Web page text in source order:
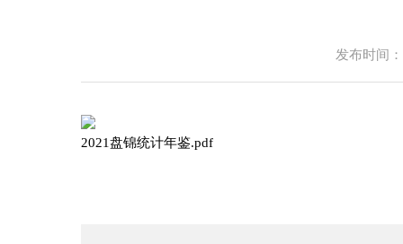
发布时间
2021盘锦统计年鉴.pdf